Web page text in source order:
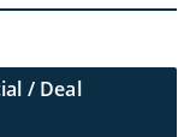
/ Deal